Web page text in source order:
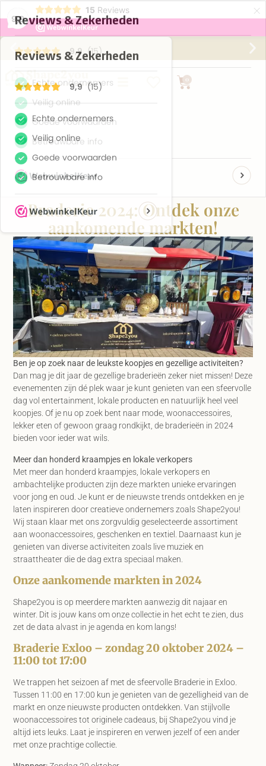
9,9
15 Reviews ×
Gratis verzending vanaf €75,-
0
Braderie 2024: Ontdek onze
aankomende markten!
Ben je op zoek naar de leukste koopjes en gezellige activiteiten?
Dan mag je dit jaar de gezellige braderieën zeker niet missen! Deze
evenementen zijn dé plek waar je kunt genieten van een sfeervolle
dag vol entertainment, lokale producten en natuurlijk heel veel
koopjes. Of je nu op zoek bent naar mode, woonaccessoires,
lekker eten of gewoon graag rondkijkt, de braderieën in 2024
bieden voor ieder wat wils.
Meer dan honderd kraampjes en lokale verkopers
Met meer dan honderd kraampjes, lokale verkopers en
ambachtelijke producten zijn deze markten unieke ervaringen
voor jong en oud. Je kunt er de nieuwste trends ontdekken en je
laten inspireren door creatieve ondernemers zoals Shape2you!
Wij staan klaar met ons zorgvuldig geselecteerde assortiment
aan woonaccessoires, geschenken en textiel. Daarnaast kun je
genieten van diverse activiteiten zoals live muziek en
straattheater die de dag extra speciaal maken.
Onze aankomende markten in 2024
Shape2you is op meerdere markten aanwezig dit najaar en
winter. Dit is jouw kans om onze collectie in het echt te zien, dus
zet de data alvast in je agenda en kom langs!
Braderie Exloo – zondag 20 oktober 2024 –
11:00 tot 17:00
We trappen het seizoen af met de sfeervolle Braderie in Exloo.
Tussen 11:00 en 17:00 kun je genieten van de gezelligheid van de
markt en onze nieuwste producten ontdekken. Van stijlvolle
woonaccessoires tot originele cadeaus, bij Shape2you vind je
altijd iets leuks. Laat je inspireren en verwen jezelf of een ander
met onze prachtige collectie.